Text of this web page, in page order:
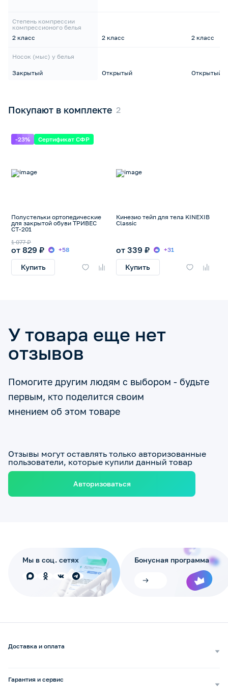
Степень компрессии
компрессионого белья
2 класс
Носок (мыс) у белья
Закрытый
2 класс
Открытый
2 класс
Открытый
Покупают в комплекте
-23% Сертификат СФР
Полустельки ортопедические
для закрытой обуви ТРИВЕС
СТ-201
от 829 ₽
1 077 ₽
+58
Купить
Кинезио тейп для тела KINEXIB
Classic
от 339 ₽ +31
Купить
У товара еще нет
отзывов
Помогите другим людям с выбором - будьте
первым, кто поделится своим
мнением об этом товаре
Отзывы могут оставлять только авторизованные
пользователи, которые купили данный товар
Авторизоваться
Мы в соц. сетях Бонусная программа
Доставка и оплата
Гарантия и сервис